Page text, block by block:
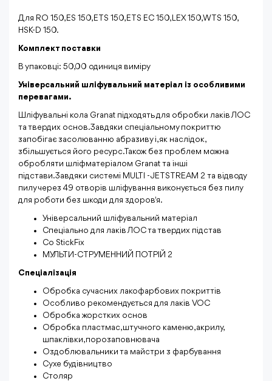
Для RO 150, ES 150, ETS 150, ETS EC 150, LEX 150, WTS 150,
HSK-D 150.
Комплект поставки
В упаковці: 50,00 одиниця виміру
Універсальний шліфувальний матеріал із особливими
перевагами.
Шліфувальні кола Granat підходять для обробки лаків ЛОС
та твердих основ.Завдяки спеціальному покриттю
запобігає засолюванню абразиву і, як наслідок,
збільшується його ресурс.Також без проблем можна
обробляти шліфматеріалом Granat та інші
підстави.Завдяки системі MULTI - JETSTREAM 2 та відводу
пилу через 49 отворів шліфування виконується без пилу
для роботи без шкоди для здоров'я.
Універсальний шліфувальний матеріал
Спеціально для лаків ЛОС та твердих підстав
Со StickFix
МУЛЬТИ-СТРУМЕННИЙ ПОТРІЙ 2
Спеціалізація
Обробка сучасних лакофарбових покриттів
Особливо рекомендується для лаків VOC
Обробка жорстких основ
Обробка пластмас, штучного каменю, акрилу,
шпаклівки, порозаповнювача
Оздоблювальники та майстри з фарбування
Сухе будівництво
Столяр